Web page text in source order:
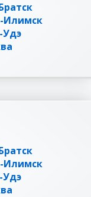
Илимск
Удэ
Илимск
Удэ